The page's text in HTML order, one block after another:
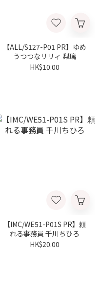
【ALL/S127-P01 PR】ゆめ
うつつなリリィ 梨璃
HK$10.00
【IMC/WE51-P01S PR】頼
れる事務員 千川ちひろ
HK$20.00